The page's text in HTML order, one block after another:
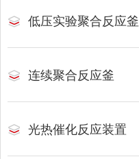
低压实验聚合反应釜
连续聚合反应釜
光热催化反应装置